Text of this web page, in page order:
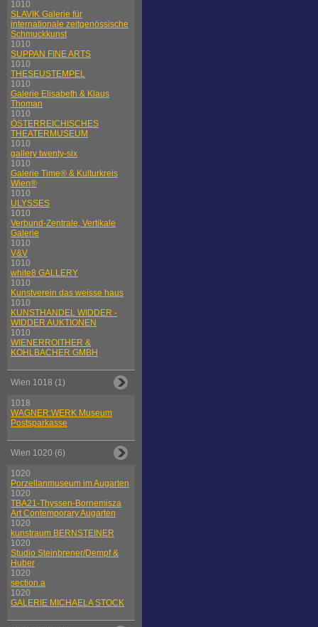
1010
SLAVIK Galerie für
internationale zeitgenössische
Schmuckkunst
1010
SUPPAN FINE ARTS
1010
THESEUSTEMPEL
1010
Galerie Elisabeth & Klaus
Thoman
1010
ÖSTERREICHISCHES
THEATERMUSEUM
1010
gallery twenty-six
1010
Galerie Time® & Kulturkreis
Wien®
1010
ULYSSES
1010
Verbund-Zentrale, Vertikale
Galerie
1010
V&V
1010
white8 GALLERY
1010
Kunstverein das weisse haus
1010
KUNSTHANDEL WIDDER -
WIDDER AUKTIONEN
1010
WIENERROITHER &
KOHLBACHER GMBH
Wien 1018 (1)
1018
WAGNER:WERK Museum
Postsparkasse
Wien 1020 (6)
1020
Porzellanmuseum im Augarten
1020
TBA21-Thyssen-Bornemisza
Art Contemporary Augarten
1020
kunstraum BERNSTEINER
1020
Studio Steinbrener/Dempf &
Huber
1020
section.a
1020
GALERIE MICHAELA STOCK